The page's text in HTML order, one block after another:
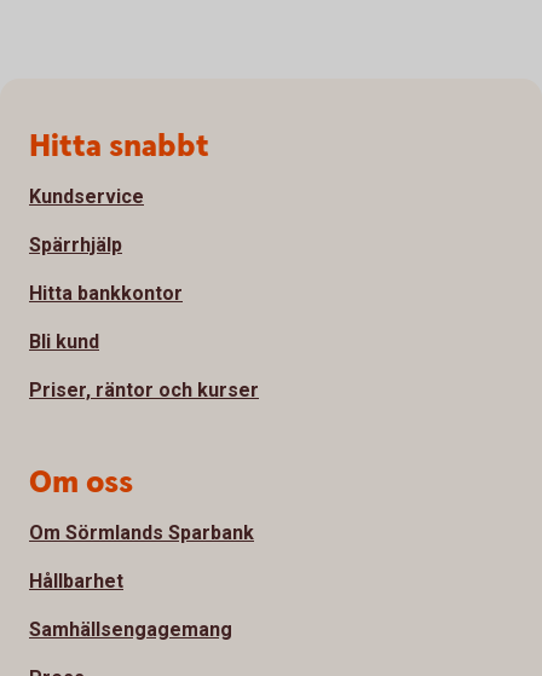
Sidfot
Hitta snabbt
Kundservice
Spärrhjälp
Hitta bankkontor
Bli kund
Priser, räntor och kurser
Om oss
Om Sörmlands Sparbank
Hållbarhet
Samhällsengagemang